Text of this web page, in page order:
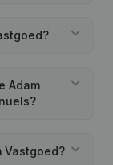
Adam
Vastgoed?